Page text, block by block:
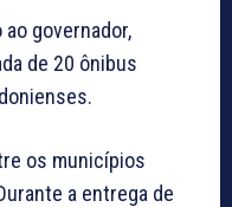
governador,
de 20 ônibus
os municípios
a entrega de